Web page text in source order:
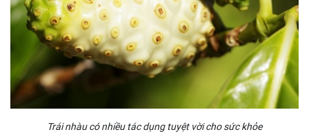
Trái nhàu có nhiều tác dụng tuyệt vời cho sức khỏe